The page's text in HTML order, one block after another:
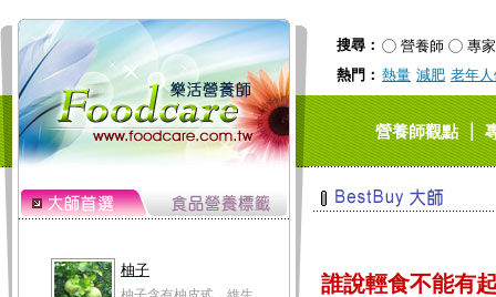
搜尋： 營養師
專家
熱門： 熱量 減肥 老年
營養師觀點｜
柚子
誰說輕食不能有